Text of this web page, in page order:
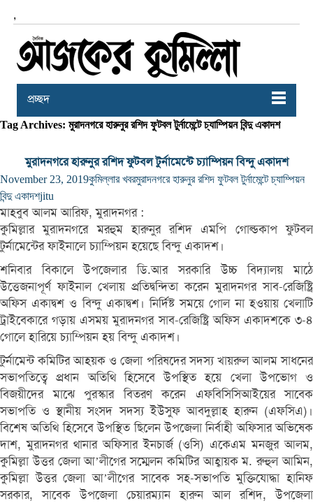
,
প্রচ্ছদ
Tag Archives: মুরাদনগরে হারুনুর রশিদ ফুটবল টুর্নামেন্টে চ্যাম্পিয়ন বিন্দু একাদশ
মুরাদনগরে হারুনুর রশিদ ফুটবল টুর্নামেন্টে চ্যাম্পিয়ন বিন্দু একাদশ
November 23, 2019কুমিল্লার খবরমুরাদনগরে হারুনুর রশিদ ফুটবল টুর্নামেন্টে চ্যাম্পিয়ন
বিন্দু একাদশjitu
মাহবুব আলম আরিফ, মুরাদনগর :
কুমিল্লার মুরাদনগরে মরহুম হারুনুর রশিদ এমপি গোল্ডকাপ ফুটবল
টুর্নামেন্টের ফাইনালে চ্যাম্পিয়ন হয়েছে বিন্দু একাদশ।
শনিবার বিকালে উপজেলার ডি.আর সরকারি উচ্চ বিদ্যালয় মাঠে
উত্তেজনাপূর্ণ ফাইনাল খেলায় প্রতিদ্বন্দিতা করেন মুরাদনগর সাব-রেজিষ্ট্রি
অফিস একাদ্বশ ও বিন্দু একাদ্বশ। নির্দিষ্ট সময়ে গোল না হওয়ায় খেলাটি
ট্রাইবেকারে গড়ায় এসময় মুরাদনগর সাব-রেজিষ্ট্রি অফিস একাদশকে ৩-৪
গোলে হারিয়ে চ্যাম্পিয়ন হয় বিন্দু একাদশ।
টুর্নামেন্ট কমিটির আহয়ক ও জেলা পরিষদের সদস্য খায়রুল আলম সাধনের
সভাপতিত্বে প্রধান অতিথি হিসেবে উপস্থিত হয়ে খেলা উপভোগ ও
বিজয়ীদের মাঝে পুরস্কার বিতরণ করেন এফবিসিসিআইয়ের সাবেক
সভাপতি ও স্থানীয় সংসদ সদস্য ইউসুফ আবদুল্লাহ হারুন (এফসিএ)।
বিশেষ অতিথি হিসেবে উপস্থিত ছিলেন উপজেলা নির্বাহী অফিসার অভিষেক
দাশ, মুরাদনগর থানার অফিসার ইনচার্জ (ওসি) একেএম মনজুর আলম,
কুমিল্লা উত্তর জেলা আ’লীগের সম্মেলন কমিটির আহ্বায়ক ম. রুহুল আমিন,
কুমিল্লা উত্তর জেলা আ’লীগের সাবেক সহ-সভাপতি মুক্তিযোদ্ধা হানিফ
সরকার, সাবেক উপজেলা চেয়ারম্যান হারুন আল রশিদ, উপজেলা